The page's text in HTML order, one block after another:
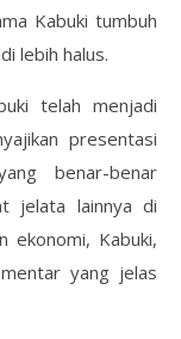
Kabuki tumbuh
lebih halus.
telah menjadi
presentasi
benar-benar
jelata lainnya di
ekonomi, Kabuki,
yang jelas